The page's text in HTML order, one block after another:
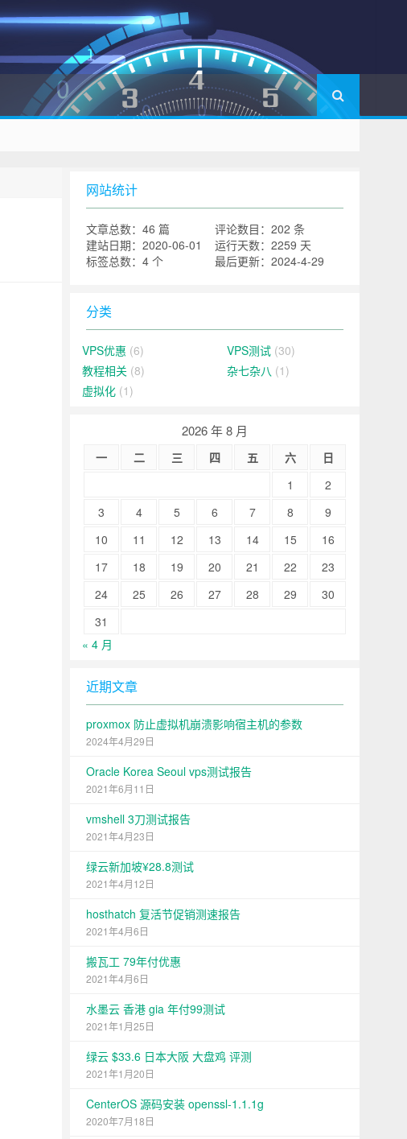
网站统计
文章总数：46 篇
评论数目：202 条
建站日期：2020-06-01
运行天数：2259 天
标签总数：4 个
最后更新：2024-4-29
分类
VPS优惠 (6) VPS测试 (30)
教程相关 (8) 杂七杂八 (1)
虚拟化 (1)
2026 年 8 月
一 二 三 四 五 六
日
1
2
3
4 5 6 7 8
9
10
11 12 13 14 15
16
17
18 19 20 21 22
23
24
25 26 27 28 29
30
31
« 4 月
近期文章
proxmox 防止虚拟机崩溃影响宿主机的参数
2024年4月29日
Oracle Korea Seoul vps测试报告
2021年6月11日
vmshell 3刀测试报告
2021年4月23日
绿云新加坡¥28.8测试
2021年4月12日
hosthatch 复活节促销测速报告
2021年4月6日
搬瓦工 79年付优惠
2021年4月6日
水墨云 香港 gia 年付99测试
2021年1月25日
绿云 $33.6 日本大阪 大盘鸡 评测
2021年1月20日
CenterOS 源码安装 openssl-1.1.1g
2020年7月18日